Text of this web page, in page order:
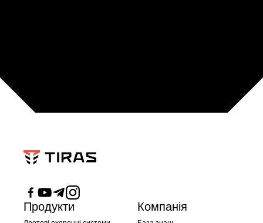
Продукти Компанія